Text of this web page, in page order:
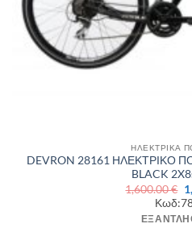
ΗΛΕΚΤΡΙΚΑ
DEVRON 28161 ΗΛΕΚΤΡΙΚΟ
BLACK
1,600.00€